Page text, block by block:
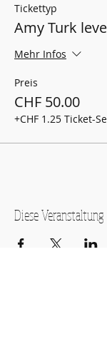
Tickettyp
Amy Turk
Mehr Infos
Preis
CHF 50.00
+CHF 1.25 Ticket-
Diese